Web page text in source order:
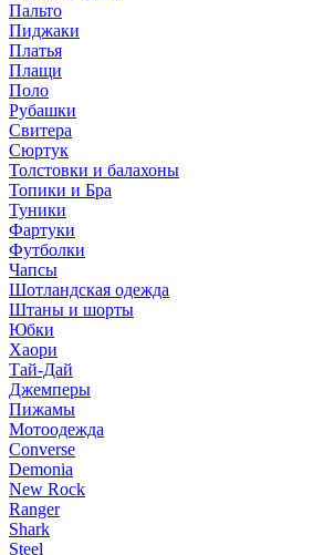
Пальто
Пиджаки
Платья
Плащи
Поло
Рубашки
Свитера
Сюртук
Толстовки и балахоны
Топики и Бра
Туники
Фартуки
Футболки
Чапсы
Шотландская одежда
Штаны и шорты
Юбки
Хаори
Тай-Дай
Джемперы
Пижамы
Мотоодежда
Converse
Demonia
New Rock
Ranger
Shark
Steel